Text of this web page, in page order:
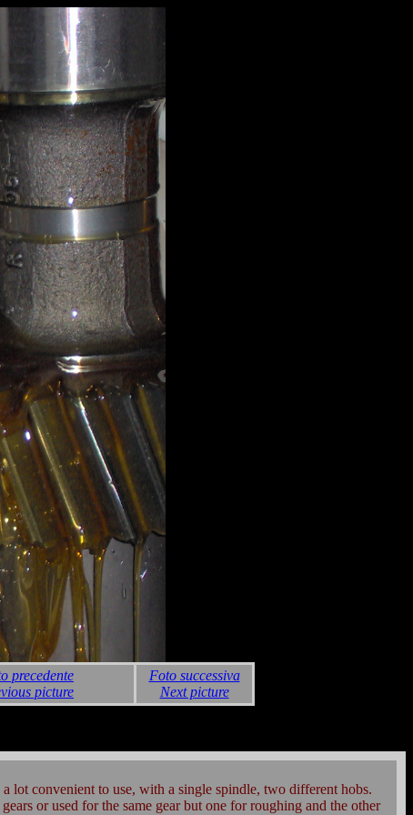
precedente
picture
Foto successiva
Next picture
lot convenient to use, with a single spindle, two different hobs.
or used for the same gear but one for roughing and the other